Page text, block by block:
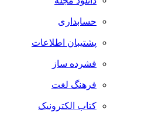
حسابداری
پشتیبان اطلاعات
فشرده ساز
فرهنگ لغت
کتاب الکترونیک